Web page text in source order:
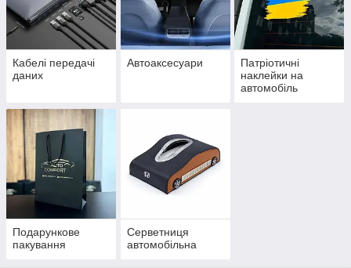
Кабелі передачі
даних
Автоаксесуари
Патріотичні
наклейки на
автомобіль
Подарункове
пакування
Серветниця
автомобільна